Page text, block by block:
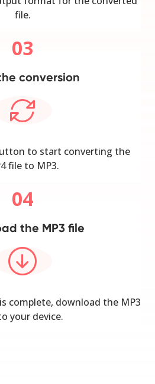
file.
03
conversion
to start converting the
file to MP3.
04
the MP3 file
complete, download the MP3
your device.